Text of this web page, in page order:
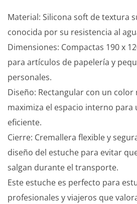
Material: Silicona soft de textura
conocida por su resistencia al
Dimensiones: Compactas 190 x
para artículos de papelería y
personales.
Diseño: Rectangular con un
maximiza el espacio interno para
eficiente.
Cierre: Cremallera flexible y
diseño del estuche para evitar
salgan durante el transporte.
Este estuche es perfecto para
profesionales y viajeros que